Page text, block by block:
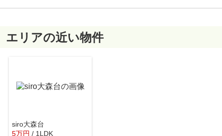
エリアの近い物件
siro大森台
5万円 / 1LDK